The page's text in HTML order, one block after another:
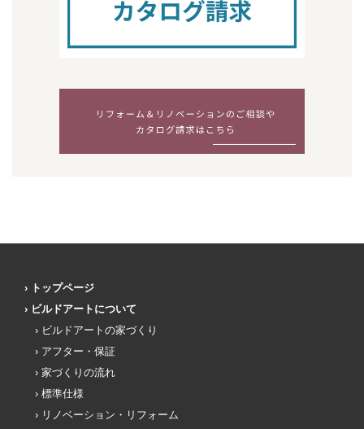
トップページ
ビルドアートについて
ビルドアートの家づくり
アフター・保証
家づくりの流れ
標準仕様
リノベーション・リフォーム